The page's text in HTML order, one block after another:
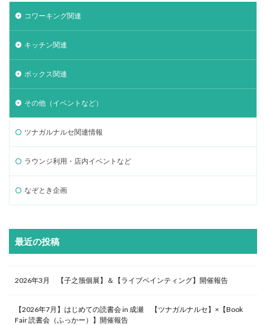
コワーキング関連
キッチン関連
ボックス関連
その他（イベントなど）
ツナガルナルセ関連情報
ラウンジ利用・店内イベントなど
なぞとき企画
最近の投稿
2026年3月 【子之籏個展】＆【ライブペインティング】開催報告
【2026年7月】はじめての読書会 in 成瀬 【ツナガルナルセ】×【Book
Fair 読書会（ふっかー）】開催報告